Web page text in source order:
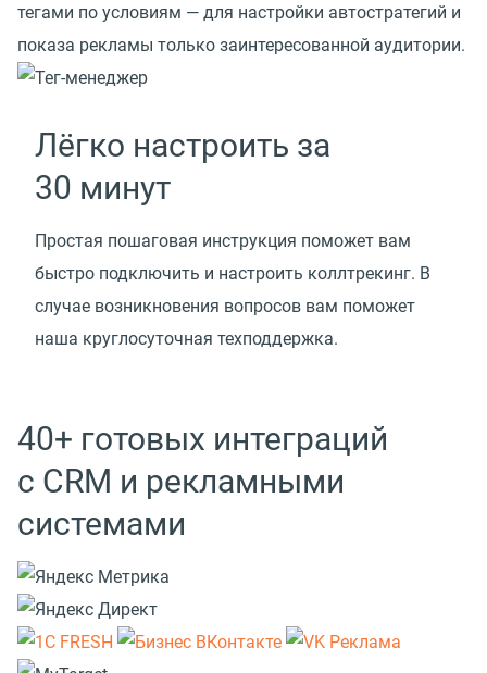
тегами по условиям — для настройки автостратегий и
показа рекламы только заинтересованной аудитории.
Лёгко настроить за
30 минут
Простая пошаговая инструкция поможет вам
быстро подключить и настроить коллтрекинг. В
случае возникновения вопросов вам поможет
наша круглосуточная техподдержка.
40+ готовых интеграций
с CRM и рекламными
системами